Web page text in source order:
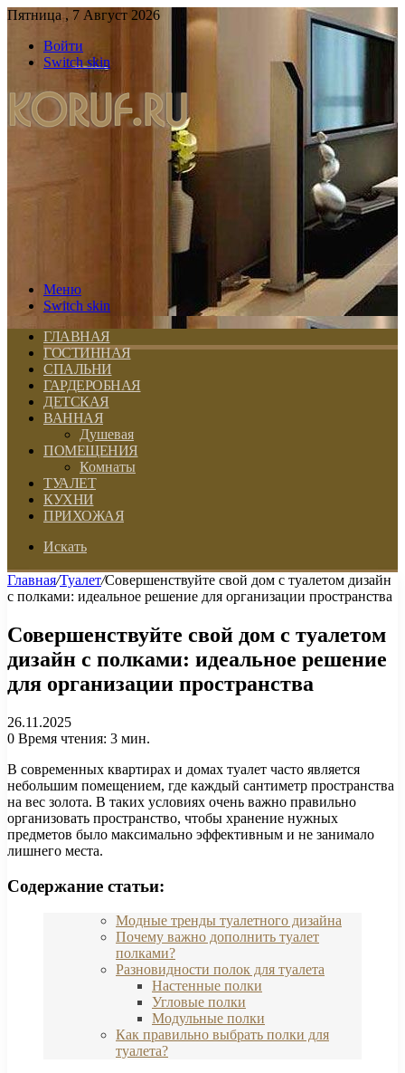
Пятница , 7 Август 2026
Войти
Switch skin
Меню
Switch skin
ГЛАВНАЯ
ГОСТИННАЯ
СПАЛЬНИ
ГАРДЕРОБНАЯ
ДЕТСКАЯ
ВАННАЯ
Душевая
ПОМЕЩЕНИЯ
Комнаты
ТУАЛЕТ
КУХНИ
ПРИХОЖАЯ
Искать
Главная/Туалет/Совершенствуйте свой дом с туалетом дизайн
с полками: идеальное решение для организации пространства
Совершенствуйте свой дом с туалетом
дизайн с полками: идеальное решение
для организации пространства
26.11.2025
0 Время чтения: 3 мин.
В современных квартирах и домах туалет часто является
небольшим помещением, где каждый сантиметр пространства
на вес золота. В таких условиях очень важно правильно
организовать пространство, чтобы хранение нужных
предметов было максимально эффективным и не занимало
лишнего места.
Содержание статьи:
Модные тренды туалетного дизайна
Почему важно дополнить туалет
полками?
Разновидности полок для туалета
Настенные полки
Угловые полки
Модульные полки
Как правильно выбрать полки для
туалета?